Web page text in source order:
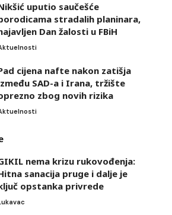
uputio saučešće
stradalih planinara,
Dan žalosti u FBiH
cijena nafte nakon zatišja
SAD-a i Irana, tržište
zbog novih rizika
nema krizu rukovođenja:
sanacija pruge i dalje je
opstanka privrede